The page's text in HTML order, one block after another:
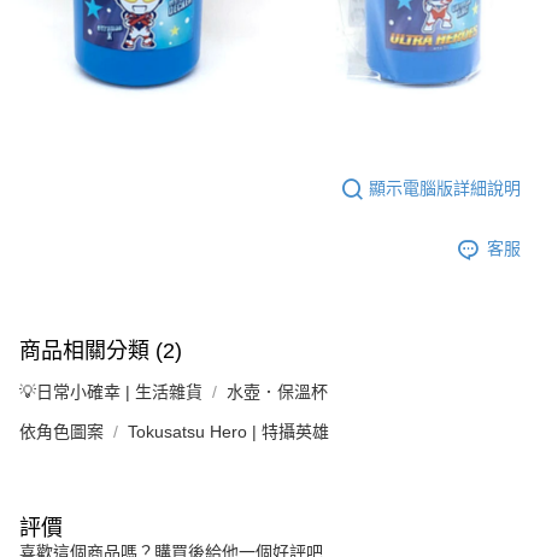
顯示電腦版詳細說明
客服
商品相關分類 (2)
💡日常小確幸 | 生活雜貨 水壺．保溫杯
依角色圖案 Tokusatsu Hero | 特攝英雄
評價
喜歡這個商品嗎？購買後給他一個好評吧